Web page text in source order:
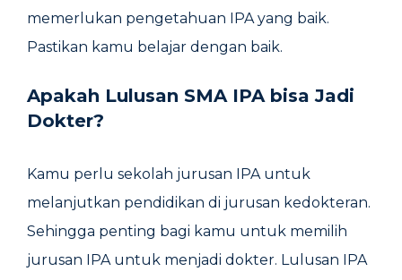
memerlukan pengetahuan IPA yang baik.
Pastikan kamu belajar dengan baik.
Apakah Lulusan SMA IPA bisa Jadi
Dokter?
Kamu perlu sekolah jurusan IPA untuk
melanjutkan pendidikan di jurusan kedokteran.
Sehingga penting bagi kamu untuk memilih
jurusan IPA untuk menjadi dokter. Lulusan IPA